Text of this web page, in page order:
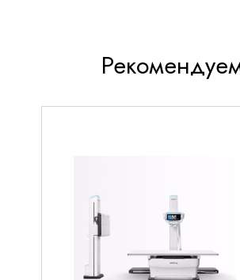
Технические
Диапазон скоростей
ЖК-дисплей с подсветкой
Автономная работа от